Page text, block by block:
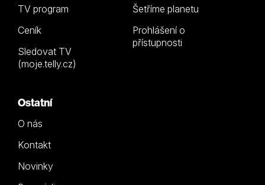
TV program
Ceník
Sledovat TV
(moje.telly.cz)
Šetříme planetu
Prohlášení o
přístupnosti
Ostatní
O nás
Kontakt
Novinky